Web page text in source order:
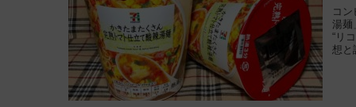
コ
湯麺
“リ
想と